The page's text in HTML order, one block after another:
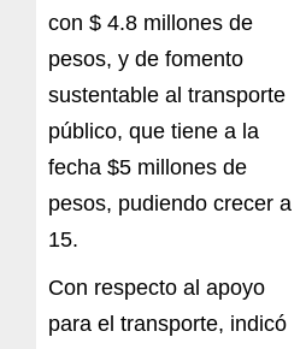
con $ 4.8 millones de
pesos, y de fomento
sustentable al transporte
público, que tiene a la
fecha $5 millones de
pesos, pudiendo crecer a
15.
Con respecto al apoyo
para el transporte, indicó